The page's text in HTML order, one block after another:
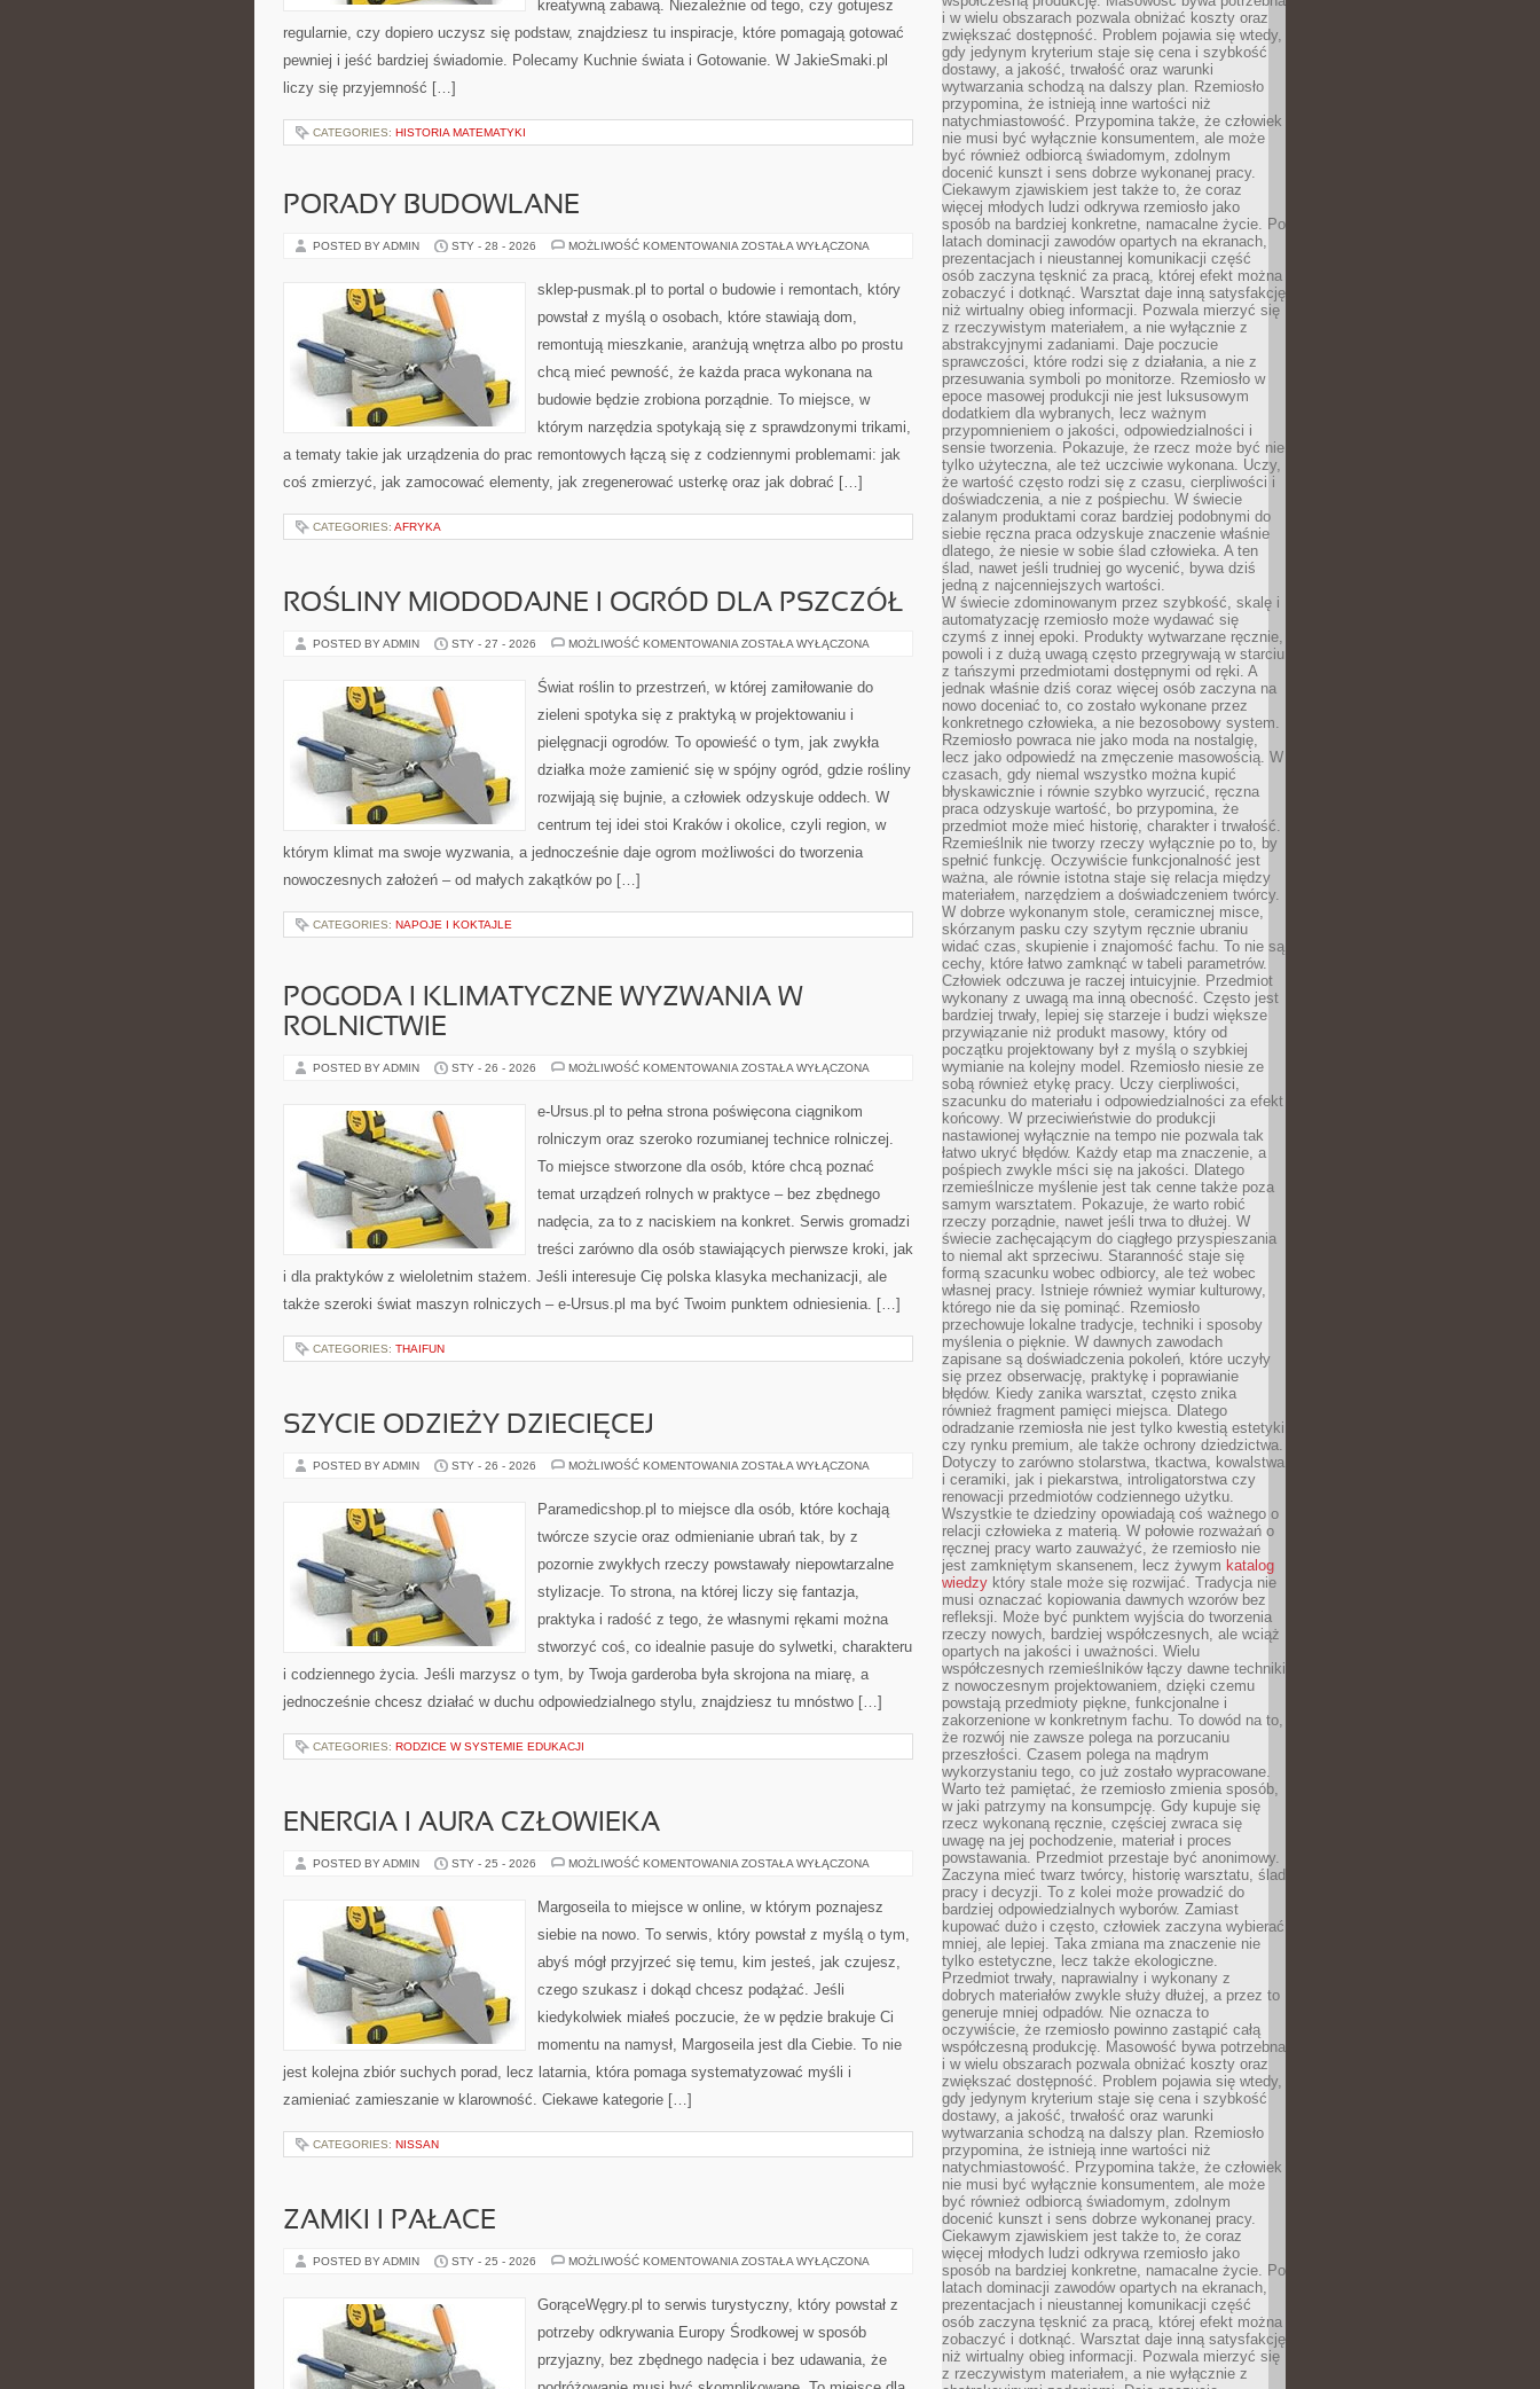
kreatywną zabawą. Niezależnie od tego, czy gotujesz
regularnie, czy dopiero uczysz się podstaw, znajdziesz tu inspiracje, które pomagają gotować
pewniej i jeść bardziej świadomie. Polecamy Kuchnie świata i Gotowanie. W JakieSmaki.pl
liczy się przyjemność […]
CATEGORIES: HISTORIA MATEMATYKI
PORADY BUDOWLANE
POSTED BY ADMIN STY - 28 - 2026 MOŻLIWOŚĆ KOMENTOWANIA PORADY
ZOSTAŁA WYŁĄCZONA
sklep-pusmak.pl to portal o budowie i remontach, który
powstał z myślą o osobach, które stawiają dom,
remontują mieszkanie, aranżują wnętrza albo po prostu
chcą mieć pewność, że każda praca wykonana na
budowie będzie zrobiona porządnie. To miejsce, w
którym narzędzia spotykają się z sprawdzonymi trikami,
a tematy takie jak urządzenia do prac remontowych łączą się z codziennymi problemami: jak
coś zmierzyć, jak zamocować elementy, jak zregenerować usterkę oraz jak dobrać […]
CATEGORIES: AFRYKA
ROŚLINY MIODODAJNE I OGRÓD DLA PSZCZÓŁ
POSTED BY ADMIN STY - 27 - 2026 MOŻLIWOŚĆ KOMENTOWANIA ROŚLINY
OGRÓD
DLA
ZOSTAŁA WYŁĄCZONA
Świat roślin to przestrzeń, w której zamiłowanie do
zieleni spotyka się z praktyką w projektowaniu i
pielęgnacji ogrodów. To opowieść o tym, jak zwykła
działka może zamienić się w spójny ogród, gdzie rośliny
rozwijają się bujnie, a człowiek odzyskuje oddech. W
centrum tej idei stoi Kraków i okolice, czyli region, w
którym klimat ma swoje wyzwania, a jednocześnie daje ogrom możliwości do tworzenia
nowoczesnych założeń – od małych zakątków po […]
CATEGORIES: NAPOJE I KOKTAJLE
POGODA I KLIMATYCZNE WYZWANIA W
ROLNICTWIE
POSTED BY ADMIN STY - 26 - 2026 MOŻLIWOŚĆ KOMENTOWANIA POGODA
WYZWANIA
W
ZOSTAŁA WYŁĄCZONA
e-Ursus.pl to pełna strona poświęcona ciągnikom
rolniczym oraz szeroko rozumianej technice rolniczej.
To miejsce stworzone dla osób, które chcą poznać
temat urządzeń rolnych w praktyce – bez zbędnego
nadęcia, za to z naciskiem na konkret. Serwis gromadzi
treści zarówno dla osób stawiających pierwsze kroki, jak
i dla praktyków z wieloletnim stażem. Jeśli interesuje Cię polska klasyka mechanizacji, ale
także szeroki świat maszyn rolniczych – e-Ursus.pl ma być Twoim punktem odniesienia. […]
CATEGORIES: THAIFUN
SZYCIE ODZIEŻY DZIECIĘCEJ
POSTED BY ADMIN STY - 26 - 2026 MOŻLIWOŚĆ KOMENTOWANIA SZYCIE
ZOSTAŁA WYŁĄCZONA
Paramedicshop.pl to miejsce dla osób, które kochają
twórcze szycie oraz odmienianie ubrań tak, by z
pozornie zwykłych rzeczy powstawały niepowtarzalne
stylizacje. To strona, na której liczy się fantazja,
praktyka i radość z tego, że własnymi rękami można
stworzyć coś, co idealnie pasuje do sylwetki, charakteru
i codziennego życia. Jeśli marzysz o tym, by Twoja garderoba była skrojona na miarę, a
jednocześnie chcesz działać w duchu odpowiedzialnego stylu, znajdziesz tu mnóstwo […]
CATEGORIES: RODZICE W SYSTEMIE EDUKACJI
ENERGIA I AURA CZŁOWIEKA
POSTED BY ADMIN STY - 25 - 2026 MOŻLIWOŚĆ KOMENTOWANIA ENERGIA
CZŁOWIEKA
ZOSTAŁA WYŁĄCZONA
Margoseila to miejsce w online, w którym poznajesz
siebie na nowo. To serwis, który powstał z myślą o tym,
abyś mógł przyjrzeć się temu, kim jesteś, jak czujesz,
czego szukasz i dokąd chcesz podążać. Jeśli
kiedykolwiek miałeś poczucie, że w pędzie brakuje Ci
momentu na namysł, Margoseila jest dla Ciebie. To nie
jest kolejna zbiór suchych porad, lecz latarnia, która pomaga systematyzować myśli i
zamieniać zamieszanie w klarowność. Ciekawe kategorie […]
CATEGORIES: NISSAN
ZAMKI I PAŁACE
POSTED BY ADMIN STY - 25 - 2026 MOŻLIWOŚĆ KOMENTOWANIA ZAMKI
ZOSTAŁA WYŁĄCZONA
GorąceWęgry.pl to serwis turystyczny, który powstał z
potrzeby odkrywania Europy Środkowej w sposób
przyjazny, bez zbędnego nadęcia i bez udawania, że
i w wielu obszarach pozwala obniżać koszty oraz
zwiększać dostępność. Problem pojawia się wtedy,
gdy jedynym kryterium staje się cena i szybkość
dostawy, a jakość, trwałość oraz warunki
wytwarzania schodzą na dalszy plan. Rzemiosło
przypomina, że istnieją inne wartości niż
natychmiastowość. Przypomina także, że człowiek
nie musi być wyłącznie konsumentem, ale może
być również odbiorcą świadomym, zdolnym
docenić kunszt i sens dobrze wykonanej pracy.
Ciekawym zjawiskiem jest także to, że coraz
więcej młodych ludzi odkrywa rzemiosło jako
sposób na bardziej konkretne, namacalne życie. Po
latach dominacji zawodów opartych na ekranach,
prezentacjach i nieustannej komunikacji część
osób zaczyna tęsknić za pracą, której efekt można
zobaczyć i dotknąć. Warsztat daje inną satysfakcję
niż wirtualny obieg informacji. Pozwala mierzyć się
z rzeczywistym materiałem, a nie wyłącznie z
abstrakcyjnymi zadaniami. Daje poczucie
sprawczości, które rodzi się z działania, a nie z
przesuwania symboli po monitorze. Rzemiosło w
epoce masowej produkcji nie jest luksusowym
dodatkiem dla wybranych, lecz ważnym
przypomnieniem o jakości, odpowiedzialności i
sensie tworzenia. Pokazuje, że rzecz może być nie
tylko użyteczna, ale też uczciwie wykonana. Uczy,
że wartość często rodzi się z czasu, cierpliwości i
doświadczenia, a nie z pośpiechu. W świecie
zalanym produktami coraz bardziej podobnymi do
siebie ręczna praca odzyskuje znaczenie właśnie
dlatego, że niesie w sobie ślad człowieka. A ten
ślad, nawet jeśli trudniej go wycenić, bywa dziś
jedną z najcenniejszych wartości.
W świecie zdominowanym przez szybkość, skalę i
automatyzację rzemiosło może wydawać się
czymś z innej epoki. Produkty wytwarzane ręcznie,
powoli i z dużą uwagą często przegrywają w starciu
z tańszymi przedmiotami dostępnymi od ręki. A
jednak właśnie dziś coraz więcej osób zaczyna na
nowo doceniać to, co zostało wykonane przez
konkretnego człowieka, a nie bezosobowy system.
Rzemiosło powraca nie jako moda na nostalgię,
lecz jako odpowiedź na zmęczenie masowością. W
czasach, gdy niemal wszystko można kupić
błyskawicznie i równie szybko wyrzucić, ręczna
praca odzyskuje wartość, bo przypomina, że
przedmiot może mieć historię, charakter i trwałość.
Rzemieślnik nie tworzy rzeczy wyłącznie po to, by
spełnić funkcję. Oczywiście funkcjonalność jest
ważna, ale równie istotna staje się relacja między
materiałem, narzędziem a doświadczeniem twórcy.
W dobrze wykonanym stole, ceramicznej misce,
skórzanym pasku czy szytym ręcznie ubraniu
widać czas, skupienie i znajomość fachu. To nie są
cechy, które łatwo zamknąć w tabeli parametrów.
Człowiek odczuwa je raczej intuicyjnie. Przedmiot
wykonany z uwagą ma inną obecność. Często jest
bardziej trwały, lepiej się starzeje i budzi większe
przywiązanie niż produkt masowy, który od
początku projektowany był z myślą o szybkiej
wymianie na kolejny model. Rzemiosło niesie ze
sobą również etykę pracy. Uczy cierpliwości,
szacunku do materiału i odpowiedzialności za efekt
końcowy. W przeciwieństwie do produkcji
nastawionej wyłącznie na tempo nie pozwala tak
łatwo ukryć błędów. Każdy etap ma znaczenie, a
pośpiech zwykle mści się na jakości. Dlatego
rzemieślnicze myślenie jest tak cenne także poza
samym warsztatem. Pokazuje, że warto robić
rzeczy porządnie, nawet jeśli trwa to dłużej. W
świecie zachęcającym do ciągłego przyspieszania
to niemal akt sprzeciwu. Staranność staje się
formą szacunku wobec odbiorcy, ale też wobec
własnej pracy. Istnieje również wymiar kulturowy,
którego nie da się pominąć. Rzemiosło
przechowuje lokalne tradycje, techniki i sposoby
myślenia o pięknie. W dawnych zawodach
zapisane są doświadczenia pokoleń, które uczyły
się przez obserwację, praktykę i poprawianie
błędów. Kiedy zanika warsztat, często znika
również fragment pamięci miejsca. Dlatego
odradzanie rzemiosła nie jest tylko kwestią estetyki
czy rynku premium, ale także ochrony dziedzictwa.
Dotyczy to zarówno stolarstwa, tkactwa, kowalstwa
i ceramiki, jak i piekarstwa, introligatorstwa czy
renowacji przedmiotów codziennego użytku.
Wszystkie te dziedziny opowiadają coś ważnego o
relacji człowieka z materią. W połowie rozważań o
ręcznej pracy warto zauważyć, że rzemiosło nie
jest zamkniętym skansenem, lecz żywym katalog
wiedzy który stale może się rozwijać. Tradycja nie
musi oznaczać kopiowania dawnych wzorów bez
refleksji. Może być punktem wyjścia do tworzenia
rzeczy nowych, bardziej współczesnych, ale wciąż
opartych na jakości i uważności. Wielu
współczesnych rzemieślników łączy dawne techniki
z nowoczesnym projektowaniem, dzięki czemu
powstają przedmioty piękne, funkcjonalne i
zakorzenione w konkretnym fachu. To dowód na to,
że rozwój nie zawsze polega na porzucaniu
przeszłości. Czasem polega na mądrym
wykorzystaniu tego, co już zostało wypracowane.
Warto też pamiętać, że rzemiosło zmienia sposób,
w jaki patrzymy na konsumpcję. Gdy kupuje się
rzecz wykonaną ręcznie, częściej zwraca się
uwagę na jej pochodzenie, materiał i proces
powstawania. Przedmiot przestaje być anonimowy.
Zaczyna mieć twarz twórcy, historię warsztatu, ślad
pracy i decyzji. To z kolei może prowadzić do
bardziej odpowiedzialnych wyborów. Zamiast
kupować dużo i często, człowiek zaczyna wybierać
mniej, ale lepiej. Taka zmiana ma znaczenie nie
tylko estetyczne, lecz także ekologiczne.
Przedmiot trwały, naprawialny i wykonany z
dobrych materiałów zwykle służy dłużej, a przez to
generuje mniej odpadów. Nie oznacza to
oczywiście, że rzemiosło powinno zastąpić całą
współczesną produkcję. Masowość bywa potrzebna
i w wielu obszarach pozwala obniżać koszty oraz
zwiększać dostępność. Problem pojawia się wtedy,
gdy jedynym kryterium staje się cena i szybkość
dostawy, a jakość, trwałość oraz warunki
wytwarzania schodzą na dalszy plan. Rzemiosło
przypomina, że istnieją inne wartości niż
natychmiastowość. Przypomina także, że człowiek
nie musi być wyłącznie konsumentem, ale może
być również odbiorcą świadomym, zdolnym
docenić kunszt i sens dobrze wykonanej pracy.
Ciekawym zjawiskiem jest także to, że coraz
więcej młodych ludzi odkrywa rzemiosło jako
sposób na bardziej konkretne, namacalne życie. Po
latach dominacji zawodów opartych na ekranach,
prezentacjach i nieustannej komunikacji część
osób zaczyna tęsknić za pracą, której efekt można
zobaczyć i dotknąć. Warsztat daje inną satysfakcję
niż wirtualny obieg informacji. Pozwala mierzyć się
z rzeczywistym materiałem, a nie wyłącznie z